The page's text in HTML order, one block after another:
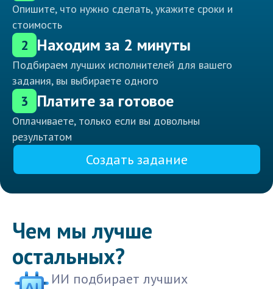
Опишите, что нужно сделать, укажите сроки и
стоимость
2 Находим за 2 минуты
Подбираем лучших исполнителей для вашего
задания, вы выбираете одного
3 Платите за готовое
Оплачиваете, только если вы довольны
результатом
Создать задание
Чем мы лучше
остальных?
ИИ подбирает лучших